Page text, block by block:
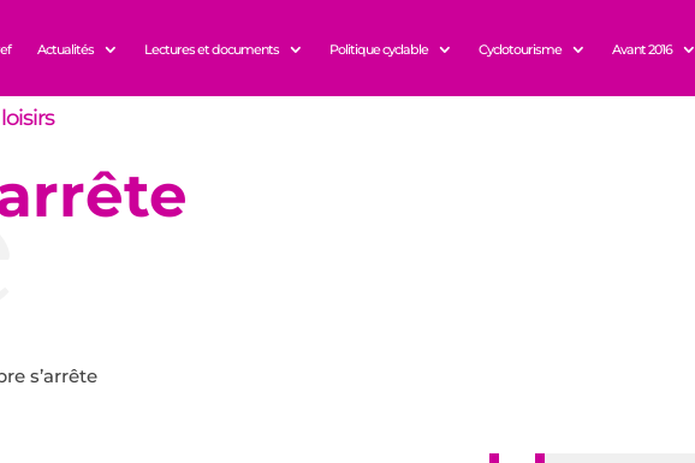
Actualités Lectures et documents Politique cyclable Cyclotourisme Avant 2016
s’arrête